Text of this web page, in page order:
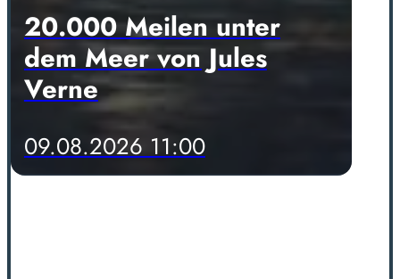
20.000 Meilen unter
dem Meer von Jules
Verne
09.08.2026 11:00